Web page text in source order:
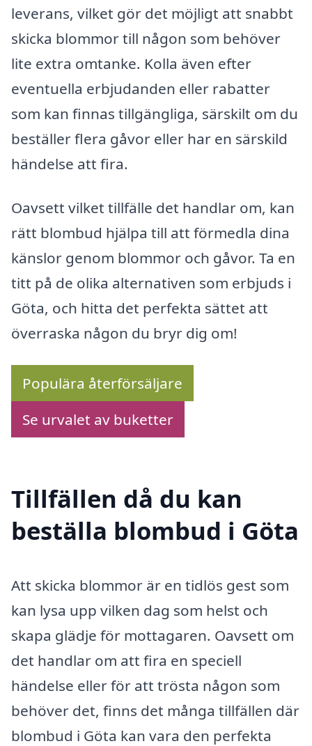
leverans, vilket gör det möjligt att snabbt
skicka blommor till någon som behöver
lite extra omtanke. Kolla även efter
eventuella erbjudanden eller rabatter
som kan finnas tillgängliga, särskilt om du
beställer flera gåvor eller har en särskild
händelse att fira.
Oavsett vilket tillfälle det handlar om, kan
rätt blombud hjälpa till att förmedla dina
känslor genom blommor och gåvor. Ta en
titt på de olika alternativen som erbjuds i
Göta, och hitta det perfekta sättet att
överraska någon du bryr dig om!
Populära återförsäljare
Se urvalet av buketter
Tillfällen då du kan
beställa blombud i Göta
Att skicka blommor är en tidlös gest som
kan lysa upp vilken dag som helst och
skapa glädje för mottagaren. Oavsett om
det handlar om att fira en speciell
händelse eller för att trösta någon som
behöver det, finns det många tillfällen där
blombud i Göta kan vara den perfekta